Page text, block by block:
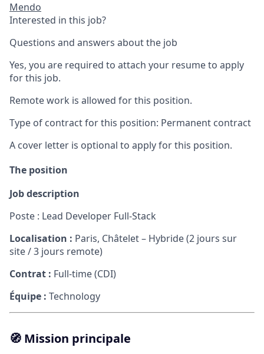
Mendo
Interested in this job?
Questions and answers about the job
Yes, you are required to attach your resume to apply
for this job.
Remote work is allowed for this position.
Type of contract for this position: Permanent contract
A cover letter is optional to apply for this position.
The position
Job description
Poste : Lead Developer Full-Stack
Localisation : Paris, Châtelet – Hybride (2 jours sur
site / 3 jours remote)
Contrat : Full-time (CDI)
Équipe : Technology
🧭 Mission principale